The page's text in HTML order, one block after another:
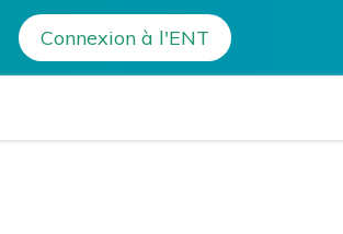
– Ajaccio
Connexion à l'ENT